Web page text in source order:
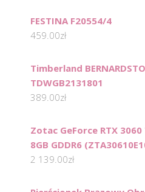
FESTINA F20554/4
459.00zł
Timberland
TDWGB2131801
389.00zł
Zotac GeForce RTX
8GB GDDR6
2 139.00zł